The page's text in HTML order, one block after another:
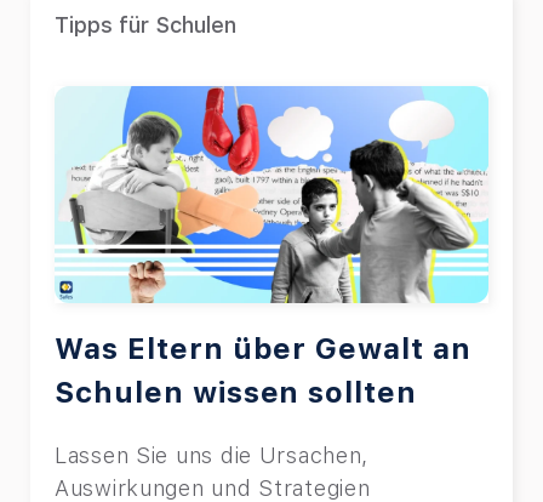
Tipps für Schulen
Was Eltern über Gewalt an
Schulen wissen sollten
Lassen Sie uns die Ursachen,
Auswirkungen und Strategien